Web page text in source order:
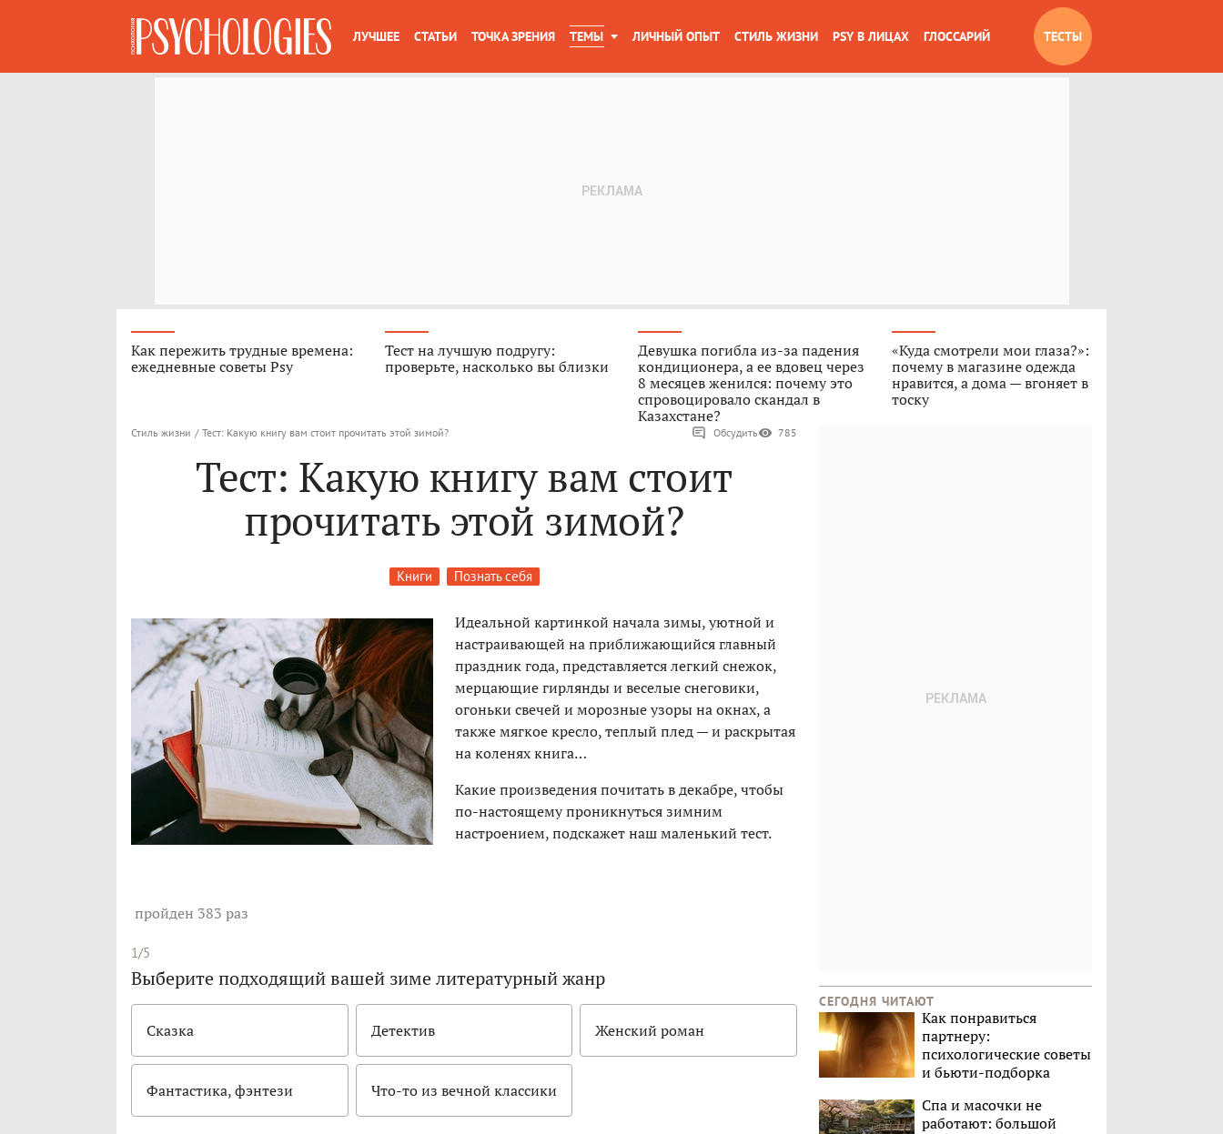
ЛУЧШЕЕ СТАТЬИ ТОЧКА ЗРЕНИЯ ТЕМЫ ЛИЧНЫЙ ОПЫТ СТИЛЬ ЖИЗНИ PSY В ЛИЦАХ ГЛОССАРИЙ ТЕСТЫ
Как пережить трудные времена:
ежедневные советы Psy
Тест на лучшую подругу:
проверьте, насколько вы близки
Девушка погибла из-за падения
кондиционера, а ее вдовец через
8 месяцев женился: почему это
спровоцировало скандал в
Казахстане?
«Куда смотрели мои глаза?»:
почему в магазине одежда
нравится, а дома — вгоняет в
тоску
Стиль жизни / Тест: Какую книгу вам стоит прочитать этой зимой? Обсудить 785
Тест: Какую книгу вам стоит
прочитать этой зимой?
Книги Познать себя
Идеальной картинкой начала зимы, уютной и
настраивающей на приближающийся главный
праздник года, представляется легкий снежок,
мерцающие гирлянды и веселые снеговики,
огоньки свечей и морозные узоры на окнах, а
также мягкое кресло, теплый плед — и раскрытая
на коленях книга…
Какие произведения почитать в декабре, чтобы
по-настоящему проникнуться зимним
настроением, подскажет наш маленький тест.
пройден 383 раз
1/5
Выберите подходящий вашей зиме литературный жанр
Сказка Детектив Женский роман
Фантастика, фэнтези Что-то из вечной классики
СЕГОДНЯ ЧИТАЮТ
Как понравиться
партнеру:
психологические советы
и бьюти-подборка
Спа и масочки не
работают: большой